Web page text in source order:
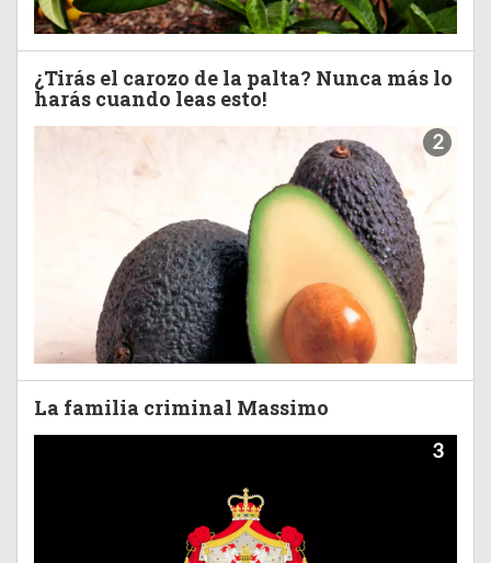
¿Tirás el carozo de la palta? Nunca más lo
harás cuando leas esto!
2
La familia criminal Massimo
3